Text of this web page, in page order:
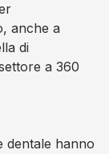
anche a
di
a 360
dentale hanno